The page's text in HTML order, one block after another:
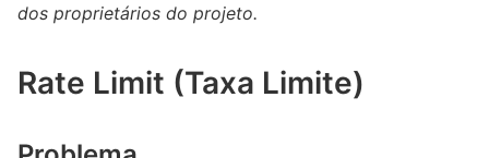
dos proprietários do projeto.
Rate Limit (Taxa Limite)